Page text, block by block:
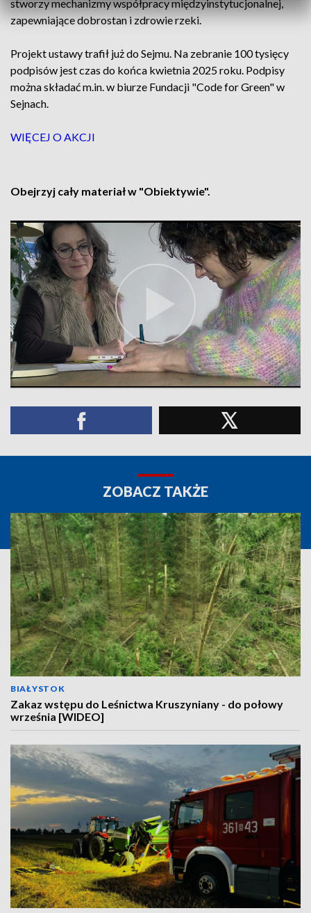
stworzy mechanizmy współpracy międzyinstytucjonalnej,
zapewniające dobrostan i zdrowie rzeki.
Projekt ustawy trafił już do Sejmu. Na zebranie 100 tysięcy
podpisów jest czas do końca kwietnia 2025 roku. Podpisy
można składać m.in. w biurze Fundacji "Code for Green" w
Sejnach.
WIĘCEJ O AKCJI
Obejrzyj cały materiał w "Obiektywie".
ZOBACZ TAKŻE
BIAŁYSTOK
Zakaz wstępu do Leśnictwa Kruszyniany - do połowy
września [WIDEO]